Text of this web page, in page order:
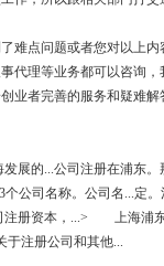
点问题或者您对以上内
代理等业务都可以咨询
业者完善的服务和疑难解
展的...公司注册在浦东
公司名称。公司名...定
注册资本，...> 上海浦
于注册公司和其他...